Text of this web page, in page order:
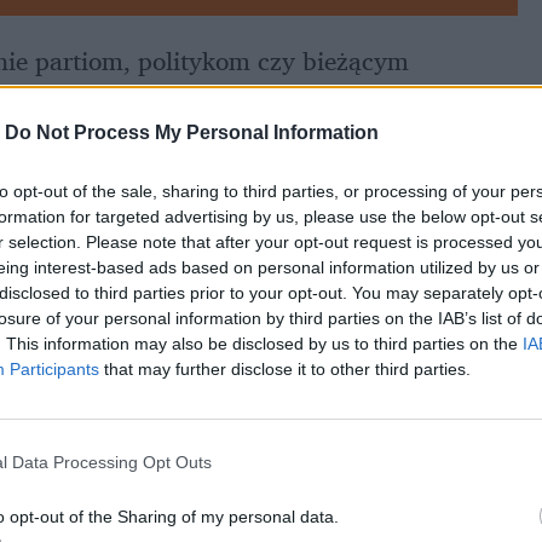
Do Not Process My Personal Information
opt-out of the sale, sharing to third parties, or processing of your
for targeted advertising by us, please use the below opt-out
selection. Please note that after your opt-out request is processed
interest-based ads based on personal information utilized by us
to third parties prior to your opt-out. You may separately
of your personal information by third parties on the IAB’s list of
This information may also be disclosed by us to third parties on the
Participants that may further disclose it to other third parties.
Data Processing Opt Outs
opt-out of the Sharing of my personal data.
partiom, politykom czy bieżącym
Suskiego wobec żołnierza podczas
bezpardonowe oplucie polskiego munduru.
do sejmowej komisji etyki o
Władysław Kosiniak-Kamysz w